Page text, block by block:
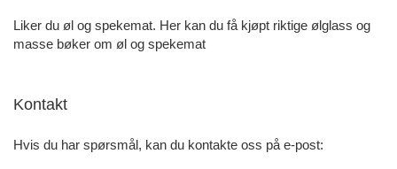
Liker du øl og spekemat. Her kan du få kjøpt riktige ølglass og
masse bøker om øl og spekemat
Kontakt
Hvis du har spørsmål, kan du kontakte oss på e-post: